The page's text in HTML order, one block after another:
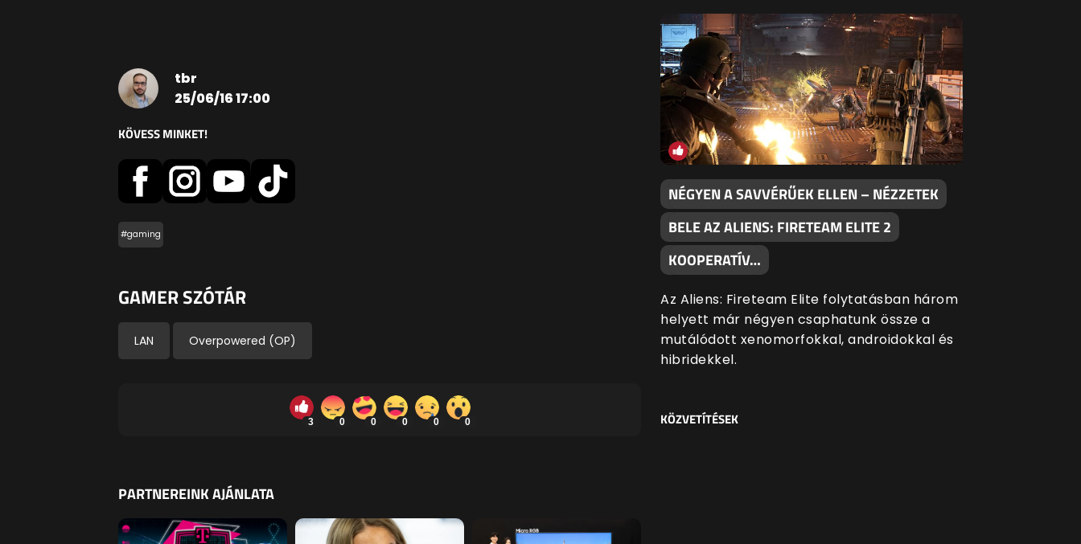
tbr
25/06/16 17:00
KÖVESS MINKET!
#gaming
GAMER SZÓTÁR
LAN Overpowered (OP)
3 0 0 0 0 0
PARTNEREINK AJÁNLATA
NÉGYEN A SAVVÉRŰEK ELLEN – NÉZZETEK
BELE AZ ALIENS: FIRETEAM ELITE 2
KOOPERATÍV…
Az Aliens: Fireteam Elite folytatásban három
helyett már négyen csaphatunk össze a
mutálódott xenomorfokkal, androidokkal és
hibridekkel.
KÖZVETÍTÉSEK